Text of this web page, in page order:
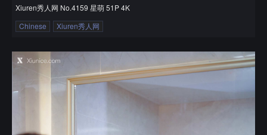
Xiuren秀人网 No.4159 星萌 51P 4K
Chinese
Xiuren秀人网